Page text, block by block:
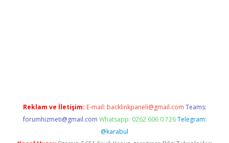
Reklam ve İletişim: E-mail: backlinkpaneli@gmail.com Teams:
forumhizmeti@gmail.com Whatsapp: 0262 606 0 726 Telegram:
@karabul